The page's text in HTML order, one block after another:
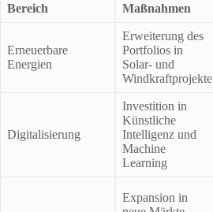
Bereich Maßnahmen
Erneuerbare
Energien
Erweiterung des
Portfolios in
Solar- und
Windkraftprojekte
Digitalisierung
Investition in
Künstliche
Intelligenz und
Machine
Learning
Expansion in